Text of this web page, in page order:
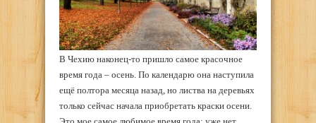
В Чехию наконец-то пришло самое красочное
время года – осень. По календарю она наступила
ещё полтора месяца назад, но листва на деревьях
только сейчас начала приобретать краски осени.